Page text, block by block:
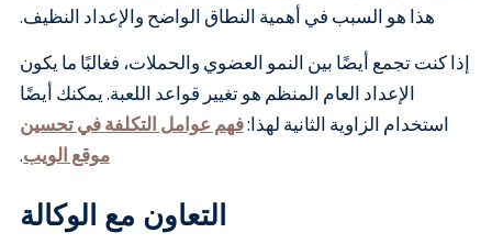
هذا هو السبب في أهمية النطاق الواضح والإعداد النظيف.
إذا كنت تجمع أيضًا بين النمو العضوي والحملات، فغالبًا ما يكون
الإعداد العام المنظم هو تغيير قواعد اللعبة. يمكنك أيضًا
استخدام الزاوية الثانية لهذا:فهم عوامل التكلفة في تحسين
موقع الويب.
التعاون مع الوكالة